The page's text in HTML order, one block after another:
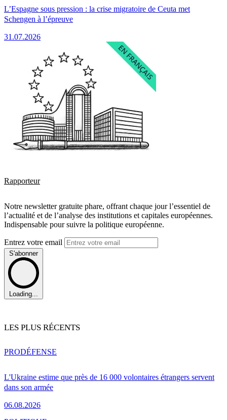
L’Espagne sous pression : la crise migratoire de Ceuta met
Schengen à l’épreuve
31.07.2026
Rapporteur
Notre newsletter gratuite phare, offrant chaque jour l’essentiel de
l’actualité et de l’analyse des institutions et capitales européennes.
Indispensable pour suivre la politique européenne.
Entrez votre email
S'abonner
Loading...
LES PLUS RÉCENTS
L'Ukraine estime que près de 16 000 volontaires étrangers servent
dans son armée
06.08.2026
PRODÉFENSE